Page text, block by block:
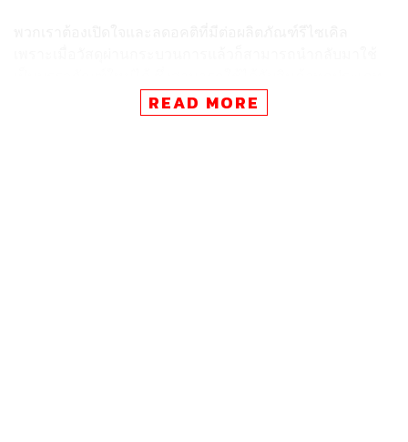
รวมถึงเป็นบรรจุภัณฑ์อาหารด้วยเช่นกัน
READ MORE